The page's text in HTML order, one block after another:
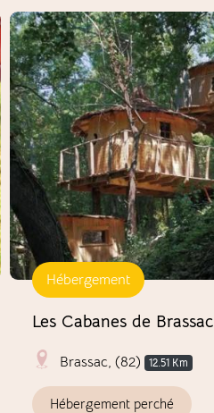
Hébergement
Les Cabanes de Brassac
Brassac, (82) 12.51 Km
Hébergement perché
Les Cabanes de Brassac